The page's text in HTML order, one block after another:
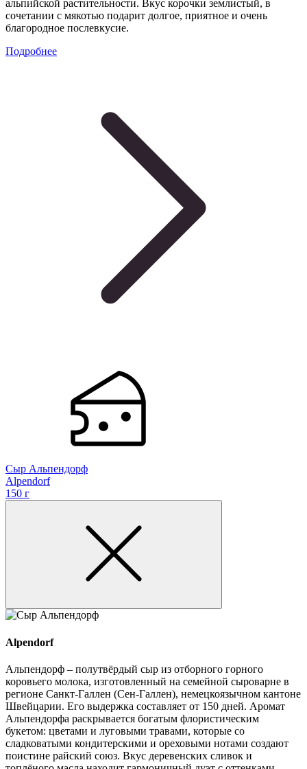
альпийской растительности. Вкус корочки землистый, в
сочетании с мякотью подарит долгое, приятное и очень
благородное послевкусие.
Подробнее
Сыр Альпендорф
Alpendorf
150 г
Alpendorf
Альпендорф – полутвёрдый сыр из отборного горного
коровьего молока, изготовленный на семейной сыроварне в
регионе Санкт-Галлен (Сен-Галлен), немецкоязычном кантоне
Швейцарии. Его выдержка составляет от 150 дней. Аромат
Альпендорфа раскрывается богатым флористическим
букетом: цветами и луговыми травами, которые со
сладковатыми кондитерскими и ореховыми нотами создают
поистине райский союз. Вкус деревенских сливок и